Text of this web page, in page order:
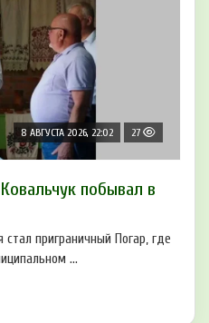
8 АВГУСТА 2026, 22:02 27
побывал в
приграничный Погар, где
...